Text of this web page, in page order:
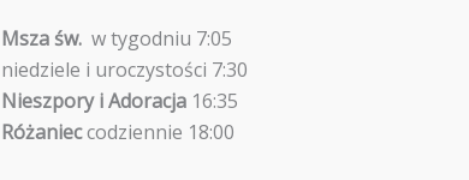
Msza św.w tygodniu 7:05
niedziele i uroczystości 7:30
Nieszpory i Adoracja 16:35
Różanieccodziennie 18:00